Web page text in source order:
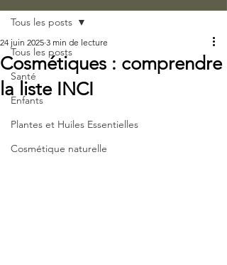
Tous les posts
Santé
Enfants
Plantes et Huiles Essentielles
Cosmétique naturelle
Tous les posts
Cosmétiques : comprendre
la liste INCI
24 juin 2025 3 min de lecture